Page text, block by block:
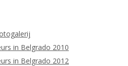
in Belgrado 2010
in Belgrado 2012